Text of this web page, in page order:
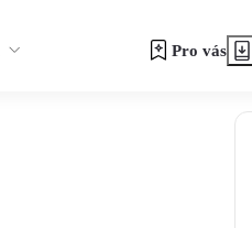
Pro vás